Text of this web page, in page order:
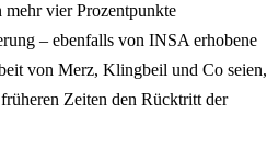
vier Prozentpunkte
– ebenfalls von INSA erhobene
von Merz, Klingbeil und Co seien,
Zeiten den Rücktritt der